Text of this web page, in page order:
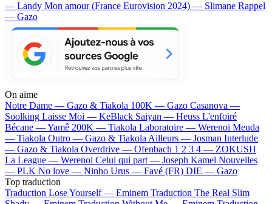
— Landy Mon amour (France Eurovision 2024) — Slimane Rappel
— Gazo
On aime
Notre Dame — Gazo & Tiakola 100K — Gazo Casanova —
Soolking Laisse Moi — KeBlack Saiyan — Heuss L'enfoiré
Bécane —Yamê 200K — Tiakola Laboratoire — Werenoi Meuda
— Tiakola Outro — Gazo & Tiakola Ailleurs — Josman Interlude
— Gazo & Tiakola Overdrive — Ofenbach 1 2 3 4 — ZOKUSH
La League — Werenoi Celui qui part — Joseph Kamel Nouvelles
— PLK No love — Ninho Urus — Favé (FR) DIE — Gazo
Top traduction
Traduction Lose Yourself — Eminem Traduction The Real Slim